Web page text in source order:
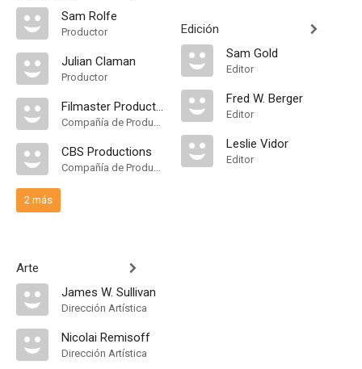
Sam Rolfe
Productor
Julian Claman
Productor
Filmaster Productions
Compañía de Produccion
CBS Productions
Compañía de Produccion
2 más
Arte
James W. Sullivan
Dirección Artística
Nicolai Remisoff
Dirección Artística
Edición
Sam Gold
Editor
Fred W. Berger
Editor
Leslie Vidor
Editor